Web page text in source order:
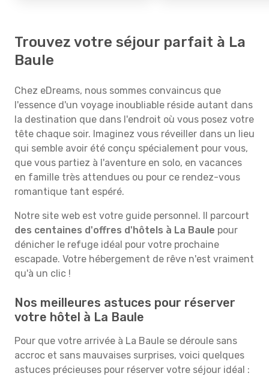
Trouvez votre séjour parfait à La
Baule
Chez eDreams, nous sommes convaincus que
l'essence d'un voyage inoubliable réside autant dans
la destination que dans l'endroit où vous posez votre
tête chaque soir. Imaginez vous réveiller dans un lieu
qui semble avoir été conçu spécialement pour vous,
que vous partiez à l'aventure en solo, en vacances
en famille très attendues ou pour ce rendez-vous
romantique tant espéré.
Notre site web est votre guide personnel. Il parcourt
des centaines d'offres d'hôtels à La Baule pour
dénicher le refuge idéal pour votre prochaine
escapade. Votre hébergement de rêve n'est vraiment
qu'à un clic !
Nos meilleures astuces pour réserver
votre hôtel à La Baule
Pour que votre arrivée à La Baule se déroule sans
accroc et sans mauvaises surprises, voici quelques
astuces précieuses pour réserver votre séjour idéal :